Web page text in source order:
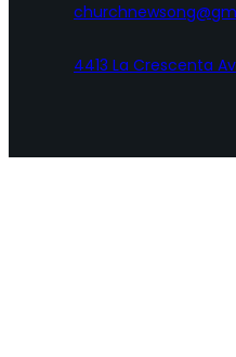
4413 La Crescenta